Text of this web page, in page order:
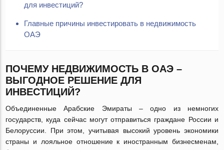
для инвестиций?
Главные причины инвестировать в недвижимость
ОАЭ
ПОЧЕМУ НЕДВИЖИМОСТЬ В ОАЭ –
ВЫГОДНОЕ РЕШЕНИЕ ДЛЯ
ИНВЕСТИЦИЙ?
Объединенные Арабские Эмираты – одно из немногих
государств, куда сейчас могут отправиться граждане России и
Белоруссии. При этом, учитывая высокий уровень экономики
страны и лояльное отношение к иностранным бизнесменам,